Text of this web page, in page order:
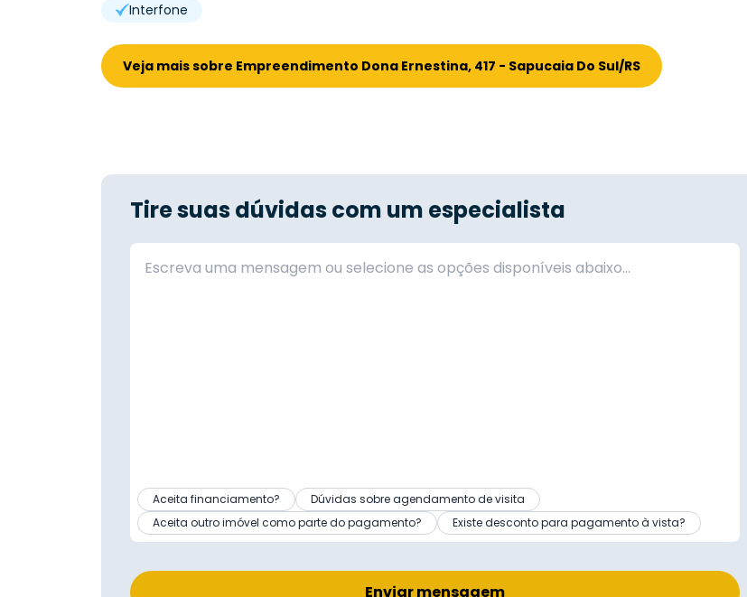
Interfone
Veja mais sobre Empreendimento Dona Ernestina, 417 - Sapucaia Do Sul/RS
Tire suas dúvidas com um especialista
Aceita financiamento?
Dúvidas sobre agendamento de visita
Aceita outro imóvel como parte do pagamento?
Existe desconto para pagamento à vista?
Enviar mensagem